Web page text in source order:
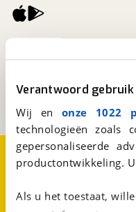
Verantwoord gebruik
Wij en onze 1022
technologieën
gepersonaliseerde
productontwikkeling.
Als u het toestaat,
Een initiatief van
Over viaBOVAG.nl
Cookievoorkeuren